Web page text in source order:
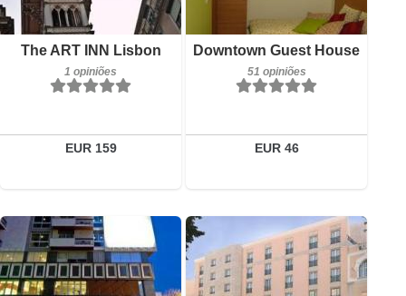
The ART INN Lisbon
1 opiniões
EUR 159
Reservar
Downtown Guest House
51 opiniões
EUR 46
51 opiniões
Detalhes
Reservar
41 opiniões
Detalhes
29 opiniões
Detalhes